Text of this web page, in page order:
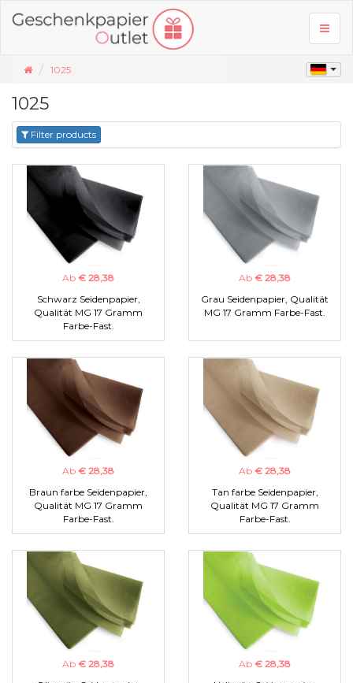
1025
1025
Filter products
Ab € 28,38
Schwarz Seidenpapier,
Qualität MG 17 Gramm
Farbe-Fast.
Ab € 28,38
Grau Seidenpapier, Qualität
MG 17 Gramm Farbe-Fast.
Ab € 28,38
Braun farbe Seidenpapier,
Qualität MG 17 Gramm
Farbe-Fast.
Ab € 28,38
Tan farbe Seidenpapier,
Qualität MG 17 Gramm
Farbe-Fast.
Ab € 28,38
Ab € 28,38